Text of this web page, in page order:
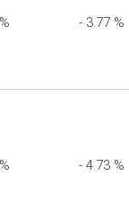
- 3.77 %
- 4.73 %